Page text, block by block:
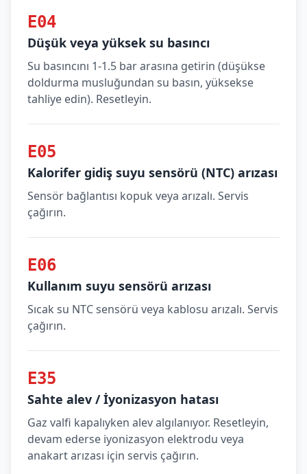
E04
Düşük veya yüksek su basıncı
Su basıncını 1-1.5 bar arasına getirin (düşükse
doldurma musluğundan su basın, yüksekse
tahliye edin). Resetleyin.
E05
Kalorifer gidiş suyu sensörü (NTC) arızası
Sensör bağlantısı kopuk veya arızalı. Servis
çağırın.
E06
Kullanım suyu sensörü arızası
Sıcak su NTC sensörü veya kablosu arızalı. Servis
çağırın.
E35
Sahte alev / İyonizasyon hatası
Gaz valfi kapalıyken alev algılanıyor. Resetleyin,
devam ederse iyonizasyon elektrodu veya
anakart arızası için servis çağırın.